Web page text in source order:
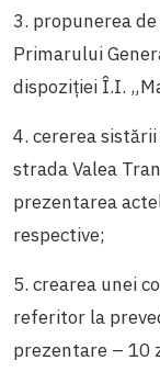
3. propunerea
Primarului
dispoziției Î.I.
4. cererea
strada Valea
prezentarea
respective;
5. crearea unei
referitor la
prezentare – 10